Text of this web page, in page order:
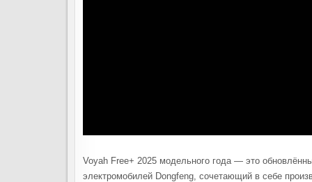
Voyah Free+ 2025 модельного года — это
электромобилей Dongfeng, сочетающий в себе